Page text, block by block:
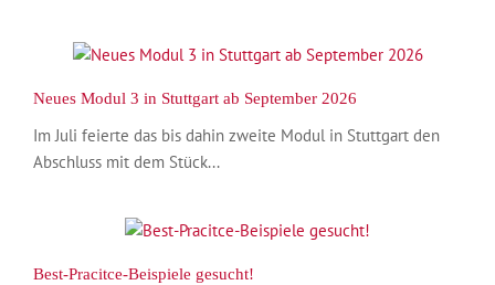
Neues Modul 3 in Stuttgart ab September 2026
Im Juli feierte das bis dahin zweite Modul in Stuttgart den
Abschluss mit dem Stück...
Best-Pracitce-Beispiele gesucht!